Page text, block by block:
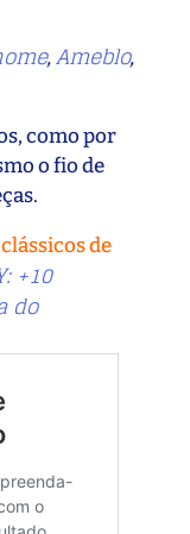
,Ameblo,
como por
o fio de
de
+10
do